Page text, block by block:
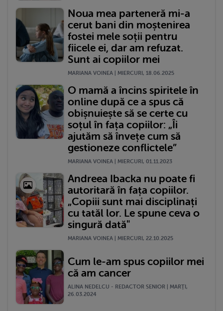
Noua mea parteneră mi-a
cerut bani din moștenirea
fostei mele soții pentru
fiicele ei, dar am refuzat.
Sunt ai copiilor mei
MARIANA VOINEA | MIERCURI, 18.06.2025
O mamă a încins spiritele în
online după ce a spus că
obișnuiește să se certe cu
soțul în fața copiilor: „Îi
ajutăm să învețe cum să
gestioneze conflictele”
MARIANA VOINEA | MIERCURI, 01.11.2023
Andreea Ibacka nu poate fi
autoritară în fața copiilor.
„Copiii sunt mai disciplinați
cu tatăl lor. Le spune ceva o
singură dată"
MARIANA VOINEA | MIERCURI, 22.10.2025
Cum le-am spus copiilor mei
că am cancer
ALINA NEDELCU - REDACTOR SENIOR | MARŢI,
26.03.2024